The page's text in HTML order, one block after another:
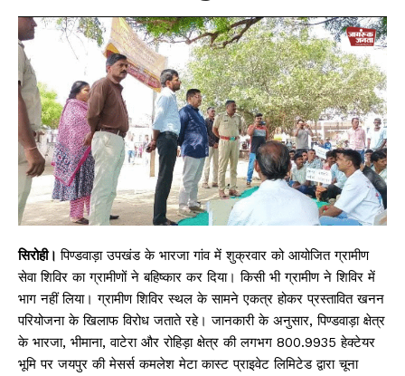
सिरोही।पिण्डवाड़ा उपखंड के भारजा गांव में शुक्रवार को आयोजित ग्रामीण
सेवा शिविर का ग्रामीणों ने बहिष्कार कर दिया। किसी भी ग्रामीण ने शिविर में
भाग नहीं लिया। ग्रामीण शिविर स्थल के सामने एकत्र होकर प्रस्तावित खनन
परियोजना के खिलाफ विरोध जताते रहे। जानकारी के अनुसार, पिण्डवाड़ा क्षेत्र
के भारजा, भीमाना, वाटेरा और रोहिड़ा क्षेत्र की लगभग 800.9935 हेक्टेयर
भूमि पर जयपुर की मेसर्स कमलेश मेटा कास्ट प्राइवेट लिमिटेड द्वारा चूना